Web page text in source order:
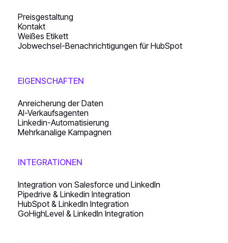
Preisgestaltung
Kontakt
Weißes Etikett
Jobwechsel-Benachrichtigungen für HubSpot
EIGENSCHAFTEN
Anreicherung der Daten
AI-Verkaufsagenten
Linkedin-Automatisierung
Mehrkanalige Kampagnen
INTEGRATIONEN
Integration von Salesforce und LinkedIn
Pipedrive & Linkedin Integration
HubSpot & LinkedIn Integration
GoHighLevel & LinkedIn Integration